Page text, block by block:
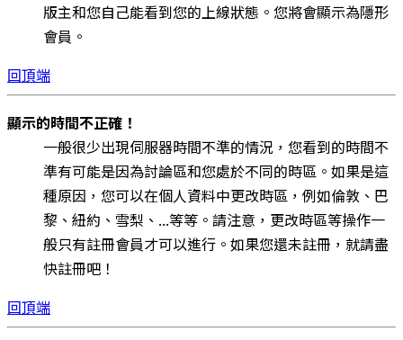
版主和您自己能看到您的上線狀態。您將會顯示為隱形
會員。
回頂端
顯示的時間不正確！
一般很少出現伺服器時間不準的情況，您看到的時間不
準有可能是因為討論區和您處於不同的時區。如果是這
種原因，您可以在個人資料中更改時區，例如倫敦、巴
黎、紐約、雪梨、...等等。請注意，更改時區等操作一
般只有註冊會員才可以進行。如果您還未註冊，就請盡
快註冊吧！
回頂端